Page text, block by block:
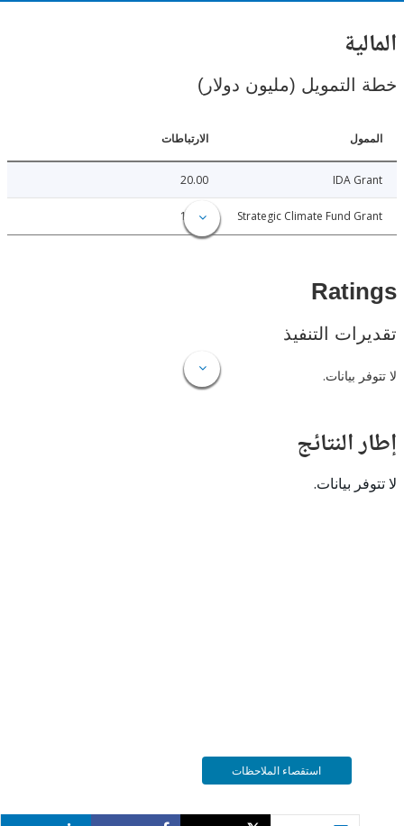
(مليون دولار)
الارتباطات
IDA
Strategic Climate Fund
19.62
التنفيذ
بيانات.
بيانات.
استقصاء الملاحظات